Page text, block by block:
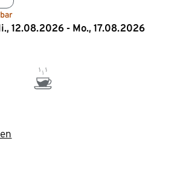
12.08.2026 - Mo., 17.08.2026